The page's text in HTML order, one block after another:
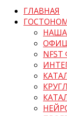
ГЛАВНАЯ